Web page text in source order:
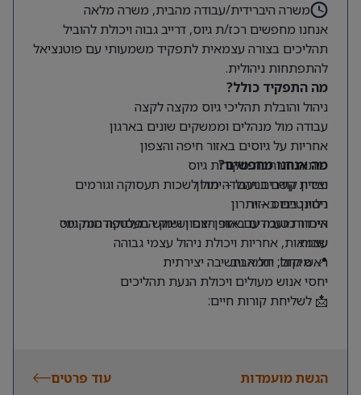
משרה היברידית/עבודה מהבית, משרה מלאה
אנחנו מחפשים רכז/ת גיוס, דרייב גבוה ויכולת להוביל
תהליכים בצורה עצמאית לתפקיד משמעותי עם פוטנציאל
להתפתחות ניהולית.
מה התפקיד כולל?
ניהול והובלת תהליכי גיוס מקצה לקצה
עבודה מול מנהלים וממשקים שונים בארגון
אחריות על גיוסים באזור חיפה והצפון
פיתוח והרחבת מקורות גיוס
יצירת קשרים ועבודה מול לשכות תעסוקה וגורמים
רלוונטיים באזור
איתור מועמדים באופן יזום ושימוש בפלטפורמות גיוס
שונות
מה אנחנו מחפשים?
ניסיון קודם בניהול – יתרון
ניסיון בגיוס – יתרון
היכרות טובה עם אזור הצפון ושוק התעסוקה המקומי
עצמאות, אחריות ויכולת ניהול עצמי גבוהה
ראש גדול, יוזמה וחשיבה יצירתית
יחסי אנוש מעולים ויכולת הנעת תהליכים
📍 מיקום: תל אביב
📩 לשליחת קורות חיים:
הגשת מועמדות עוד פרטים